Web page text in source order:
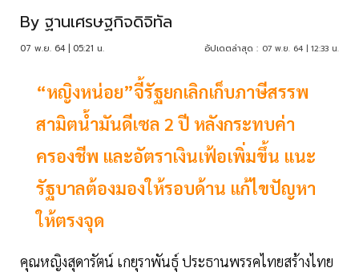
By ฐานเศรษฐกิจดิจิทัล
07 พ.ย. 64 | 05:21 น. อัปเดตล่าสุด : 07 พ.ย. 64 | 12:33 น.
“หญิงหน่อย”จี้รัฐยกเลิกเก็บภาษีสรรพ
สามิตน้ำมันดีเซล 2 ปี หลังกระทบค่า
ครองชีพ และอัตราเงินเฟ้อเพิ่มขึ้น แนะ
รัฐบาลต้องมองให้รอบด้าน แก้ไขปัญหา
ให้ตรงจุด
คุณหญิงสุดารัตน์ เกยุราพันธุ์ ประธานพรรคไทยสร้างไทย